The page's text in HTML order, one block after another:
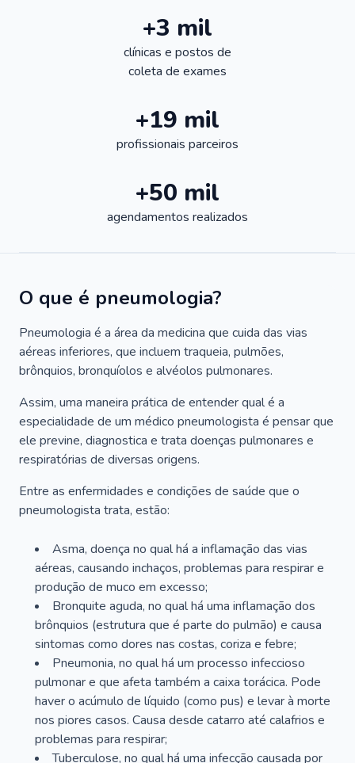
+3 mil
clínicas e postos de
coleta de exames
+19 mil
profissionais parceiros
+50 mil
agendamentos realizados
O que é pneumologia?
Pneumologia é a área da medicina que cuida das vias
aéreas inferiores, que incluem traqueia, pulmões,
brônquios, bronquíolos e alvéolos pulmonares.
Assim, uma maneira prática de entender qual é a
especialidade de um médico pneumologista é pensar que
ele previne, diagnostica e trata doenças pulmonares e
respiratórias de diversas origens.
Entre as enfermidades e condições de saúde que o
pneumologista trata, estão:
Asma, doença no qual há a inflamação das vias
aéreas, causando inchaços, problemas para respirar e
produção de muco em excesso;
Bronquite aguda, no qual há uma inflamação dos
brônquios (estrutura que é parte do pulmão) e causa
sintomas como dores nas costas, coriza e febre;
Pneumonia, no qual há um processo infeccioso
pulmonar e que afeta também a caixa torácica. Pode
haver o acúmulo de líquido (como pus) e levar à morte
nos piores casos. Causa desde catarro até calafrios e
problemas para respirar;
Tuberculose, no qual há uma infecção causada por